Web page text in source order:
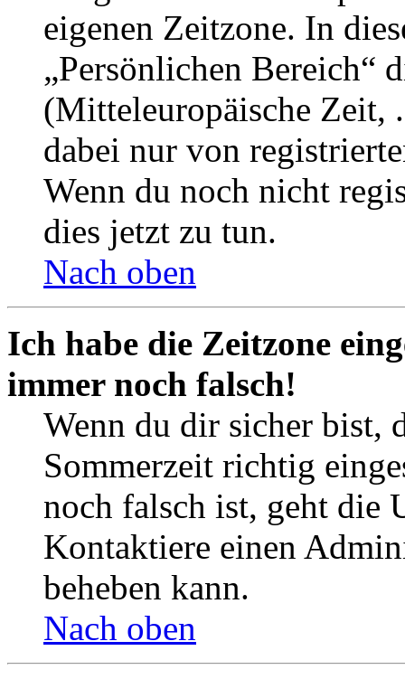
eigenen Zeitzone. In
„Persönlichen Bereich“
(Mitteleuropäische Zeit,
dabei nur von
Wenn du noch nicht
dies jetzt zu tun.
Nach oben
Ich habe die Zeitzone
immer noch falsch!
Wenn du dir sicher bist,
Sommerzeit richtig
noch falsch ist, geht die
Kontaktiere einen
beheben kann.
Nach oben